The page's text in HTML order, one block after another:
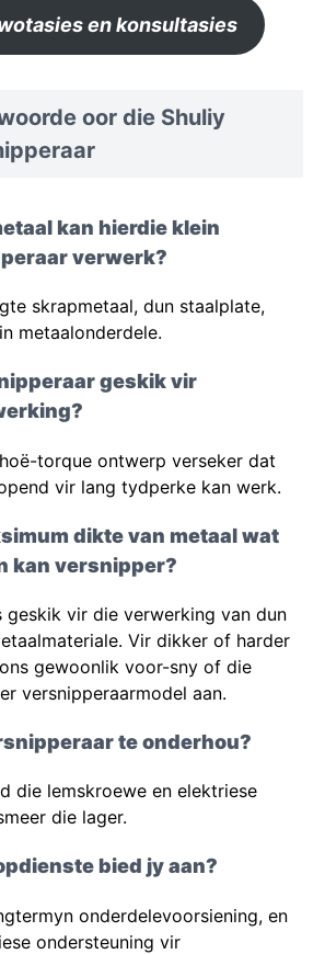
en konsultasies
oor die Shuliy
kan hierdie klein
verwerk?
skrapmetaal, dun staalplate,
metaalonderdele.
geskik vir
torque ontwerp verseker dat
vir lang tydperke kan werk.
dikte van metaal wat
kan versnipper?
geskik vir die verwerking van dun
Vir dikker of harder
gewoonlik voor-sny of die
versnipperaarmodel aan.
te onderhou?
die lemskroewe en elektriese
die lager.
bied jy aan?
onderdelevoorsiening, en
ondersteuning vir